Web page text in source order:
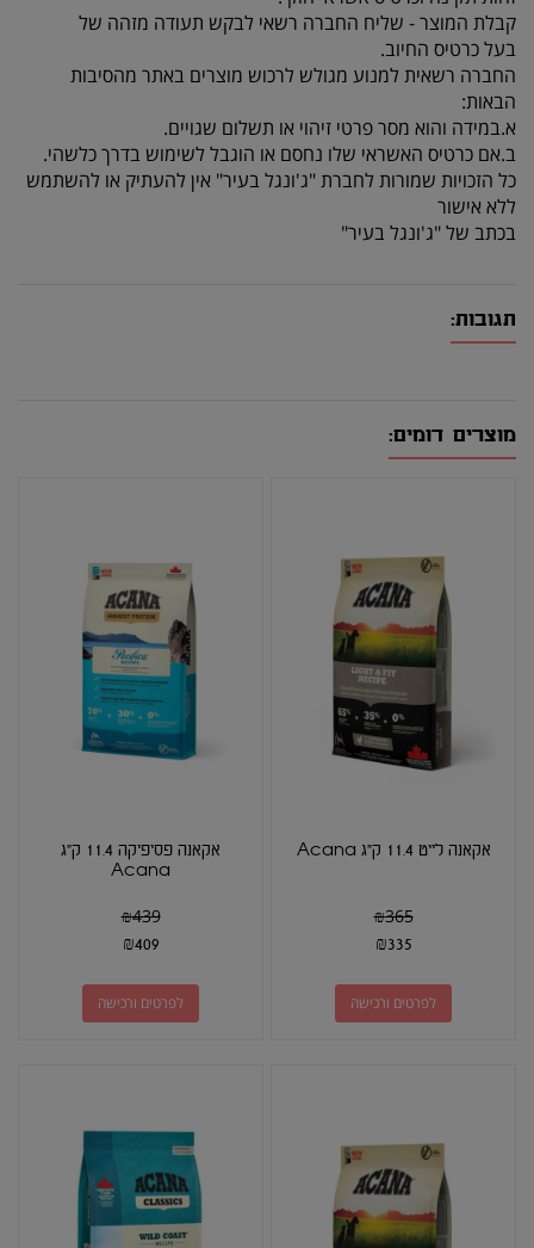
קבלת המוצר - שליח החברה רשאי לבקש תעודה מזהה של
בעל כרטיס החיוב.
החברה רשאית למנוע מגולש לרכוש מוצרים באתר מהסיבות
הבאות:
א.במידה והוא מסר פרטי זיהוי או תשלום שגויים.
ב.אם כרטיס האשראי שלו נחסם או הוגבל לשימוש בדרך כלשהי.
כל הזכויות שמורות לחברת "ג'ונגל בעיר" אין להעתיק או להשתמש
ללא אישור
בכתב של "ג'ונגל בעיר"
תגובות:
מוצרים דומים:
אקאנה לייט 11.4 ק"ג Acana
₪365
₪335
לפרטים ורכישה
אקאנה פסיפיקה 11.4 ק"ג
Acana
₪439
₪409
לפרטים ורכישה